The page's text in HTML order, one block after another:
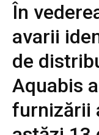
În
avarii
de
Aquabis
furnizării